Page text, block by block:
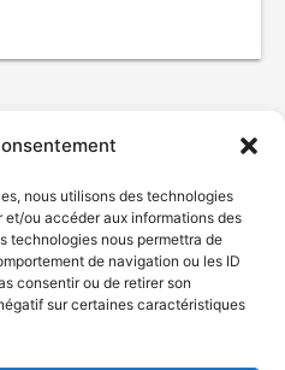
nous utilisons des technologies
ou accéder aux informations des
technologies nous permettra de
de navigation ou les ID
consentir ou de retirer son
sur certaines caractéristiques